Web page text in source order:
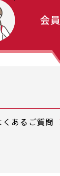
会
くあるご質問